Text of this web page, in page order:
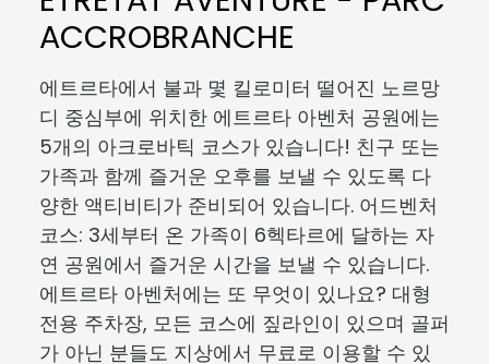
ACCROBRANCHE
에트르타에서 불과 몇 킬로미터 떨어진 노르망
디 중심부에 위치한 에트르타 아벤처 공원에는
5개의 아크로바틱 코스가 있습니다! 친구 또는
가족과 함께 즐거운 오후를 보낼 수 있도록 다
양한 액티비티가 준비되어 있습니다. 어드벤처
코스: 3세부터 온 가족이 6헥타르에 달하는 자
연 공원에서 즐거운 시간을 보낼 수 있습니다.
에트르타 아벤처에는 또 무엇이 있나요? 대형
전용 주차장, 모든 코스에 짚라인이 있으며 골퍼
가 아닌 분들도 지상에서 무료로 이용할 수 있